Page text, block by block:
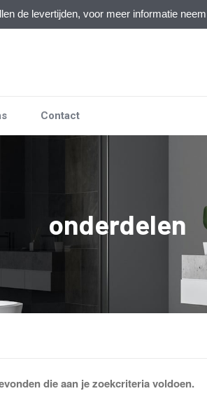
de levertijden, voor meer informatie
Contact
onderdelen
die aan je zoekcriteria voldoen.